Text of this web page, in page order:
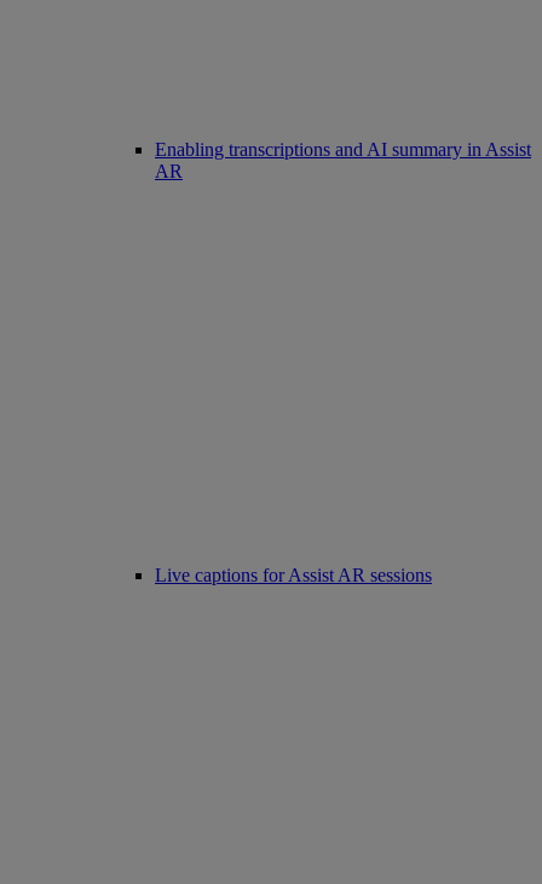
Enabling transcriptions and AI summary in Assist
AR
Live captions for Assist AR sessions